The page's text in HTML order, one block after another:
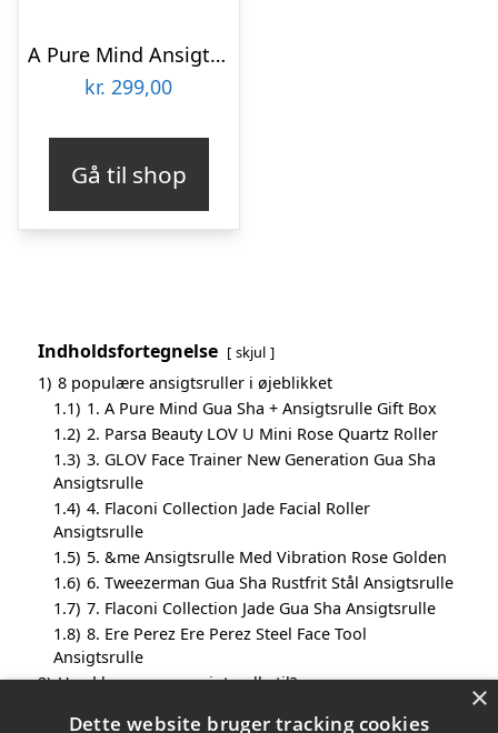
A Pure Mind Ansigtsrulle Rosa Kvarts (1 stk)
kr. 299,00
Gå til shop
Indholdsfortegnelse skjul
1) 8 populære ansigtsruller i øjeblikket
1.1) 1. A Pure Mind Gua Sha + Ansigtsrulle Gift Box
1.2) 2. Parsa Beauty LOV U Mini Rose Quartz Roller
1.3) 3. GLOV Face Trainer New Generation Gua Sha
Ansigtsrulle
1.4) 4. Flaconi Collection Jade Facial Roller
Ansigtsrulle
1.5) 5. &me Ansigtsrulle Med Vibration Rose Golden
1.6) 6. Tweezerman Gua Sha Rustfrit Stål Ansigtsrulle
1.7) 7. Flaconi Collection Jade Gua Sha Ansigtsrulle
1.8) 8. Ere Perez Ere Perez Steel Face Tool
Ansigtsrulle
2) Hvad bruges en ansigtsrulle til?
×
Dette website bruger tracking cookies